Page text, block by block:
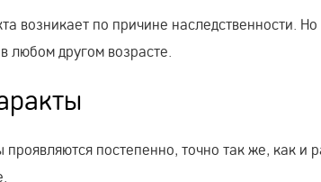
возникает по причине наследственности.
любом другом возрасте.
постепенно, точно так же, как и